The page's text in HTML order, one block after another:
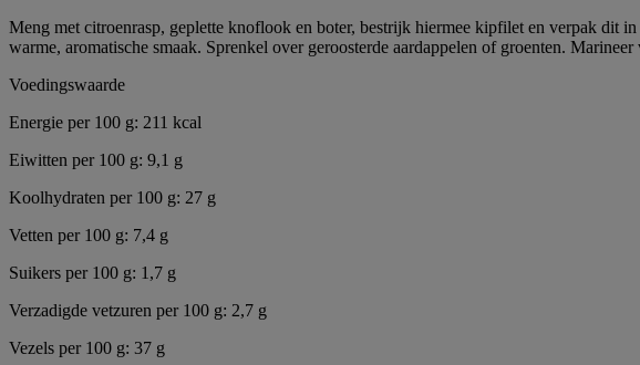
Meng met citroenrasp, geplette knoflook en boter, bestrijk hiermee kipfilet en verpak dit
warme, aromatische smaak. Sprenkel over geroosterde aardappelen of groenten.
Voedingswaarde
Energie per 100 g: 211 kcal
Eiwitten per 100 g: 9,1 g
Koolhydraten per 100 g: 27 g
Vetten per 100 g: 7,4 g
Suikers per 100 g: 1,7 g
Verzadigde vetzuren per 100 g: 2,7 g
Vezels per 100 g: 37 g